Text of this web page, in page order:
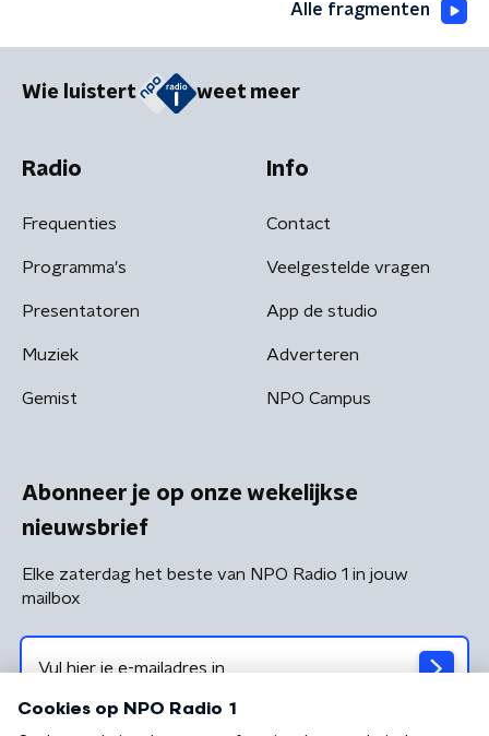
Alle fragmenten
Wie luistert weet meer
Radio
Frequenties
Programma's
Presentatoren
Muziek
Gemist
Info
Contact
Veelgestelde vragen
App de studio
Adverteren
NPO Campus
Abonneer je op onze wekelijkse
nieuwsbrief
Elke zaterdag het beste van NPO Radio 1 in jouw
mailbox